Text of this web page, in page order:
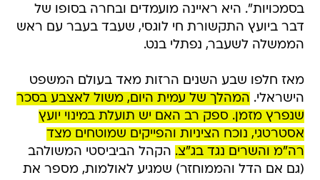
בסמכויות". היא ראיינה מועמדים ובחרה בסופו של
דבר ביועץ התקשורת חי לוגסי, שעבד בעבר עם ראש
הממשלה לשעבר, נפתלי בנט.
מאז חלפו שבע השנים הרזות מאד בעולם המשפט
הישראלי. המהלך של עמית היום, משול לאצבע בסכר
שנפרץ מזמן. ספק רב האם יש תועלת במינוי יועץ
אסטרטגי, נוכח הציניות והפייקים שמוטחים מצד
רה"מ והשרים נגד בג"צ. הקהל הביביסטי המשולהב
(גם אם הדל והממוחזר) שמגיע לאולמות, מספר את